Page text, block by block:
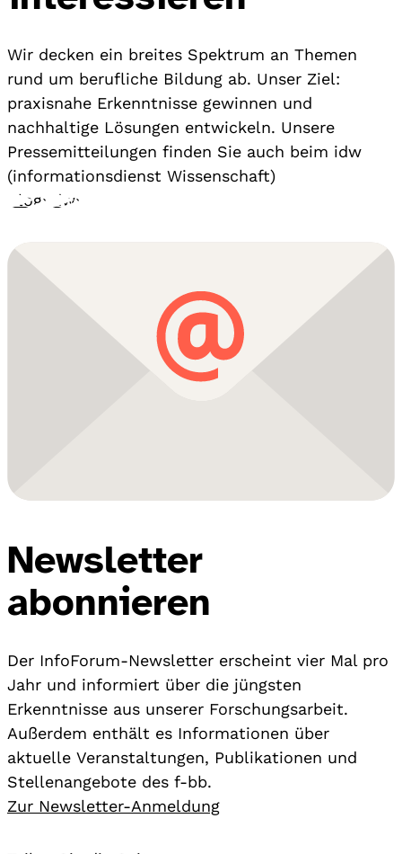
Wir decken ein breites Spektrum an Themen
rund um berufliche Bildung ab. Unser Ziel:
praxisnahe Erkenntnisse gewinnen und
nachhaltige Lösungen entwickeln. Unsere
Pressemitteilungen finden Sie auch beim idw
(informationsdienst Wissenschaft)
Blog› idw›
Newsletter
abonnieren
Der InfoForum-Newsletter erscheint vier Mal pro
Jahr und informiert über die jüngsten
Erkenntnisse aus unserer Forschungsarbeit.
Außerdem enthält es Informationen über
aktuelle Veranstaltungen, Publikationen und
Stellenangebote des f-bb.
Zur Newsletter-Anmeldung